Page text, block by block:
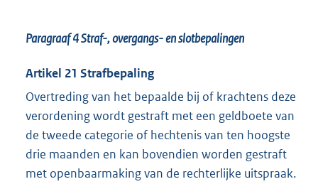
Paragraaf 4 Straf-, overgangs- en slotbepalingen
Artikel 21 Strafbepaling
Overtreding van het bepaalde bij of krachtens deze
verordening wordt gestraft met een geldboete van
de tweede categorie of hechtenis van ten hoogste
drie maanden en kan bovendien worden gestraft
met openbaarmaking van de rechterlijke uitspraak.